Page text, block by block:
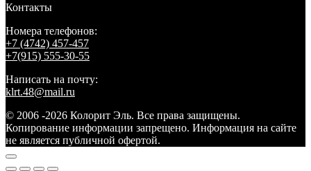
Контакты
Номера телефонов:
+7 (4742) 457-457
+7(915) 555-30-55
Написать на почту:
klrt.48@mail.ru
© 2006 -2026 Колорит Эль. Все права защищены.
Копирование информации запрещено. Информация на сайте
не является публичной офертой.